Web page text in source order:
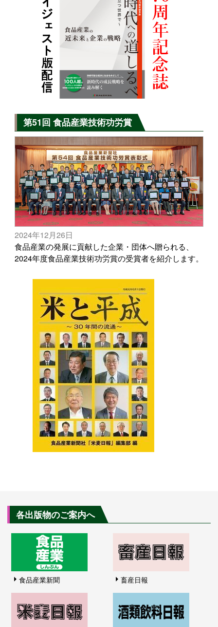
第51回 食品産業技術功労賞
2024年12月26日
食品産業の発展に貢献した企業・団体へ贈られる、
2024年度食品産業技術功労賞の受賞者を紹介します。
各出版物のご案内へ
食品産業新聞 畜産日報